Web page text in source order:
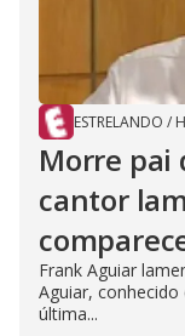
ESTRELANDO /
Morre pai
cantor
Frank Aguiar
Aguiar,
última...